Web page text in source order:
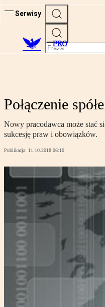
Serwisy
PRO
Połączenie
Nowy pracodawca może stać
sukcesję praw i obowiązków.
Publikacja: 11.10.2018 06:10